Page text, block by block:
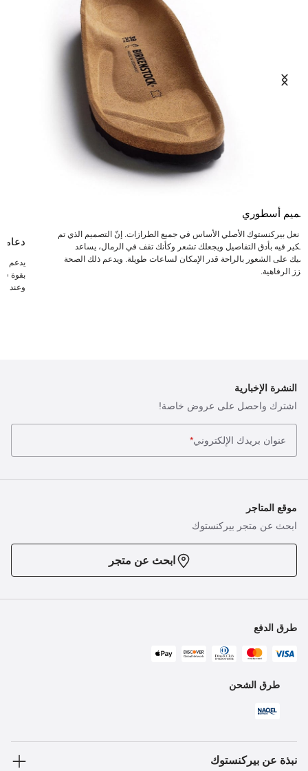
أسطوري
نعل بيركنستوك الأصلي الأساس في جميع الطرازات. إنّ التصميم الذي تم
فيه بأدق التفاصيل ويجعلك تشعر وكأنك تقف في الرمال، يساعد
على الشعور بالراحة قدر الإمكان لساعات طويلة. ويدعم ذلك الصحة
الرفاهية.
يدعم
بقوة
وعند
النشرة الإخبارية
اشترك واحصل على عروض خاصة!
عنوان بريدك الإلكتروني*
موقع المتاجر
ابحث عن متجر بيركنستوك
ابحث عن متجر
طرق الدفع
طرق الشحن
نبذة عن بيركنستوك